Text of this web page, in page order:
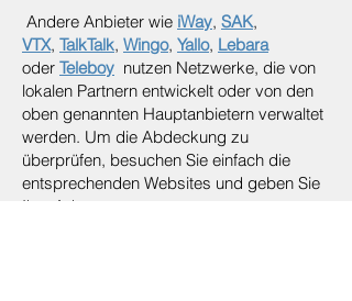
Andere Anbieter wie iWay, SAK,
VTX, TalkTalk, Wingo, Yallo, Lebara
oder Teleboy nutzen Netzwerke, die von
lokalen Partnern entwickelt oder von den
oben genannten Hauptanbietern verwaltet
werden. Um die Abdeckung zu
überprüfen, besuchen Sie einfach die
entsprechenden Websites und geben Sie
Ihre Adresse an.